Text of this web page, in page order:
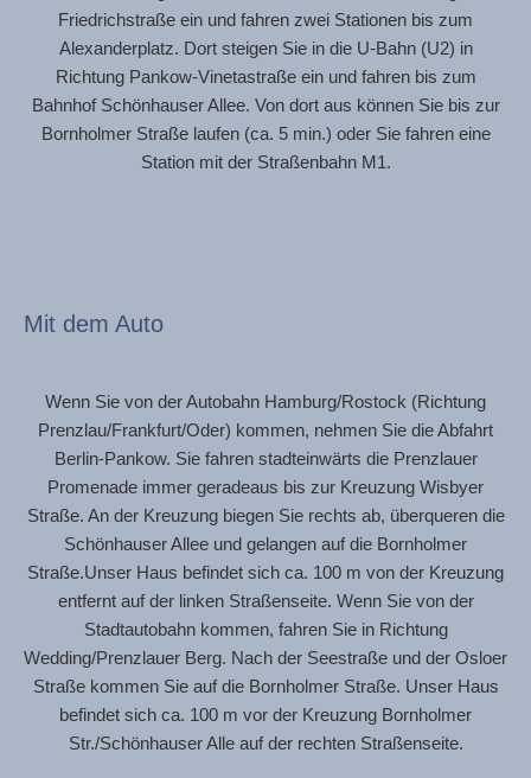
Friedrichstraße ein und fahren zwei Stationen bis zum
Alexanderplatz. Dort steigen Sie in die U-Bahn (U2) in
Richtung Pankow-Vinetastraße ein und fahren bis zum
Bahnhof Schönhauser Allee. Von dort aus können Sie bis zur
Bornholmer Straße laufen (ca. 5 min.) oder Sie fahren eine
Station mit der Straßenbahn M1.
Mit dem Auto
Wenn Sie von der Autobahn Hamburg/Rostock (Richtung
Prenzlau/Frankfurt/Oder) kommen, nehmen Sie die Abfahrt
Berlin-Pankow. Sie fahren stadteinwärts die Prenzlauer
Promenade immer geradeaus bis zur Kreuzung Wisbyer
Straße. An der Kreuzung biegen Sie rechts ab, überqueren die
Schönhauser Allee und gelangen auf die Bornholmer
Straße.Unser Haus befindet sich ca. 100 m von der Kreuzung
entfernt auf der linken Straßenseite. Wenn Sie von der
Stadtautobahn kommen, fahren Sie in Richtung
Wedding/Prenzlauer Berg. Nach der Seestraße und der Osloer
Straße kommen Sie auf die Bornholmer Straße. Unser Haus
befindet sich ca. 100 m vor der Kreuzung Bornholmer
Str./Schönhauser Alle auf der rechten Straßenseite.